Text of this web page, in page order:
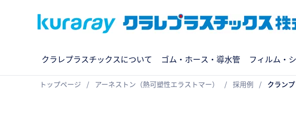
クラレプラスチックスについて ゴム・ホース・導水管 フィルム・
トップページ アーネストン（熱可塑性エラストマー） 採用例 クランプ